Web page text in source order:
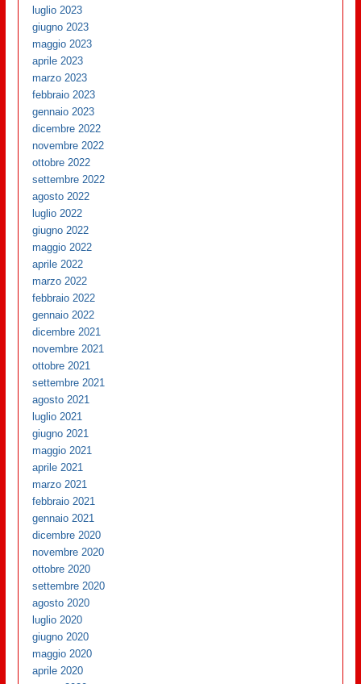
luglio 2023
giugno 2023
maggio 2023
aprile 2023
marzo 2023
febbraio 2023
gennaio 2023
dicembre 2022
novembre 2022
ottobre 2022
settembre 2022
agosto 2022
luglio 2022
giugno 2022
maggio 2022
aprile 2022
marzo 2022
febbraio 2022
gennaio 2022
dicembre 2021
novembre 2021
ottobre 2021
settembre 2021
agosto 2021
luglio 2021
giugno 2021
maggio 2021
aprile 2021
marzo 2021
febbraio 2021
gennaio 2021
dicembre 2020
novembre 2020
ottobre 2020
settembre 2020
agosto 2020
luglio 2020
giugno 2020
maggio 2020
aprile 2020